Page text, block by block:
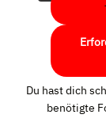
Du hast dich
benötigte